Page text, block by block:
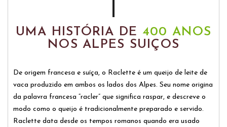
UMA HISTÓRIA DE 400 ANOS
NOS ALPES SUIÇOS
De origem francesa e suíça, o Raclette é um queijo de leite de
vaca produzido em ambos os lados dos Alpes. Seu nome origina
da palavra francesa “racler” que significa raspar, e descreve o
modo como o queijo é tradicionalmente preparado e servido.
Raclette data desde os tempos romanos quando era usado